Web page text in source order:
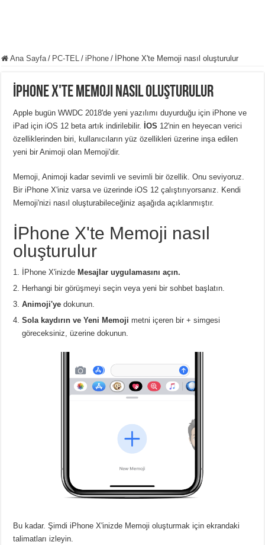
Ana Sayfa / PC-TEL / iPhone / İPhone X'te Memoji nasıl oluşturulur
İPhone X'te Memoji nasıl oluşturulur
Apple bugün WWDC 2018'de yeni yazılımı duyurduğu için iPhone ve
iPad için iOS 12 beta artık indirilebilir.İOS 12'nin en heyecan verici
özelliklerinden biri, kullanıcıların yüz özellikleri üzerine inşa edilen
yeni bir Animoji olan Memoji'dir.
Memoji, Animoji kadar sevimli ve sevimli bir özellik. Onu seviyoruz.
Bir iPhone X'iniz varsa ve üzerinde iOS 12 çalıştırıyorsanız. Kendi
Memoji'nizi nasıl oluşturabileceğiniz aşağıda açıklanmıştır.
İPhone X'te Memoji nasıl
oluşturulur
İPhone X'inizdeMesajlar uygulamasını açın.
Herhangi bir görüşmeyi seçin veya yeni bir sohbet başlatın.
Animoji'ye dokunun.
Sola kaydırın ve Yeni Memoji metni içeren bir + simgesi
göreceksiniz, üzerine dokunun.
Bu kadar. Şimdi iPhone X'inizde Memoji oluşturmak için ekrandaki
talimatları izleyin.